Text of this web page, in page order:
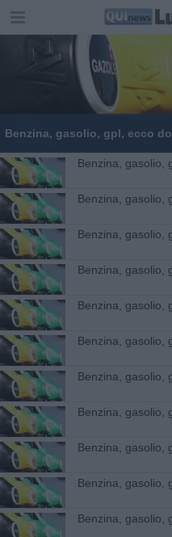
​Benzina, gasolio, gpl, ecco
​Benzina, gasolio,
​Benzina, gasolio,
​Benzina, gasolio,
​Benzina, gasolio,
​Benzina, gasolio,
​Benzina, gasolio,
​Benzina, gasolio,
​Benzina, gasolio,
​Benzina, gasolio,
​Benzina, gasolio,
​Benzina, gasolio,